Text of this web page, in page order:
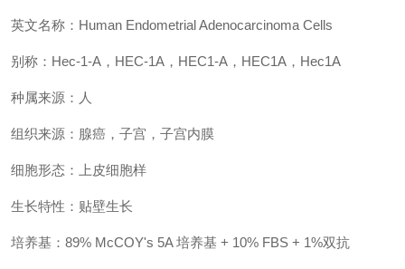
英文名称：Human Endometrial Adenocarcinoma Cells
别称：Hec-1-A，HEC-1A，HEC1-A，HEC1A，Hec1A
种属来源：人
组织来源：腺癌，子宫，子宫内膜
细胞形态：上皮细胞样
生长特性：贴壁生长
培养基：89% McCOY's 5A 培养基 + 10% FBS + 1%双抗